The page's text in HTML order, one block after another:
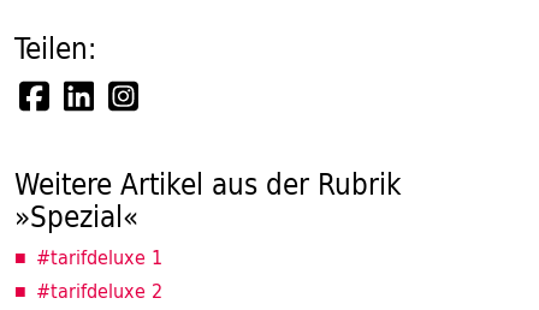
Teilen:
Weitere Artikel aus der Rubrik
»Spezial«
#tarifdeluxe 1
#tarifdeluxe 2